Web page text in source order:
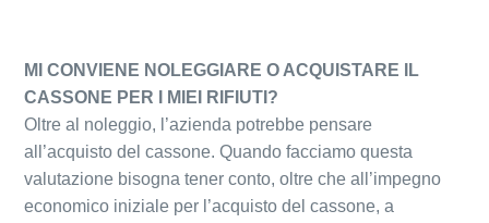
MI CONVIENE NOLEGGIARE O ACQUISTARE IL
CASSONE PER I MIEI RIFIUTI?
Oltre al noleggio, l’azienda potrebbe pensare
all’acquisto del cassone. Quando facciamo questa
valutazione bisogna tener conto, oltre che all’impegno
economico iniziale per l’acquisto del cassone, a